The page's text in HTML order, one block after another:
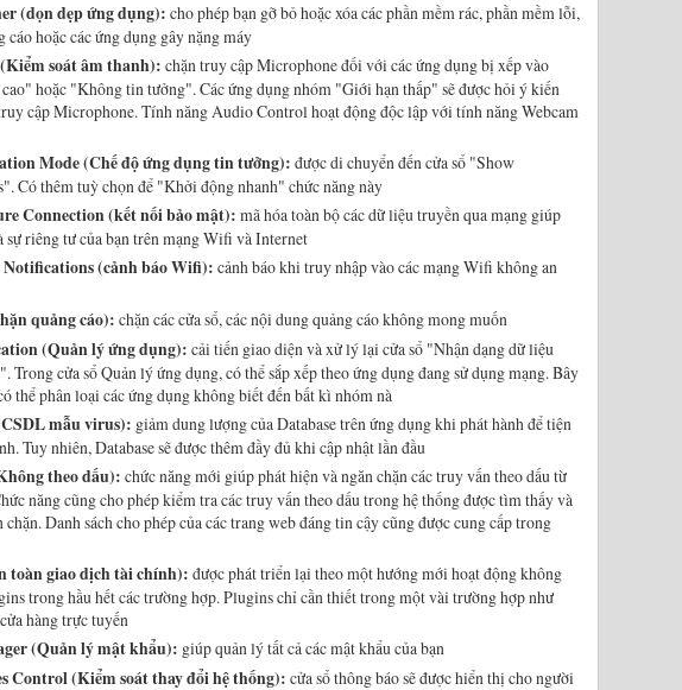
(dọn dẹp ứng dụng): cho phép bạn gỡ bỏ hoặc xóa các phần mềm rác, phần mềm lỗi,
cáo hoặc các ứng dụng gây nặng máy
soát âm thanh): chặn truy cập Microphone đối với các ứng dụng bị xếp vào
hoặc "Không tin tưởng". Các ứng dụng nhóm "Giới hạn thấp" sẽ được hỏi ý kiến
cập Microphone. Tính năng Audio Control hoạt động độc lập với tính năng Webcam
Mode (Chế độ ứng dụng tin tưởng): được di chuyển đến cửa sổ "Show
Có thêm tuỳ chọn để "Khởi động nhanh" chức năng này
Connection (kết nối bảo mật): mã hóa toàn bộ các dữ liệu truyền qua mạng giúp
sự riêng tư của bạn trên mạng Wifi và Internet
(cảnh báo Wifi): cảnh báo khi truy nhập vào các mạng Wifi không an
quảng cáo): chặn các cửa sổ, các nội dung quảng cáo không mong muốn
(Quản lý ứng dụng): cải tiến giao diện và xử lý lại cửa sổ "Nhận dạng dữ liệu
Trong cửa sổ Quản lý ứng dụng, có thể sắp xếp theo ứng dụng đang sử dụng mạng. Bây
thể phân loại các ứng dụng không biết đến bất kì nhóm nà
mẫu virus): giảm dung lượng của Database trên ứng dụng khi phát hành để tiện
Tuy nhiên, Database sẽ được thêm đầy đủ khi cập nhật lần đầu
theo dấu): chức năng mới giúp phát hiện và ngăn chặn các truy vấn theo dấu từ
năng cũng cho phép kiểm tra các truy vấn theo dấu trong hệ thống được tìm thấy và
chặn. Danh sách cho phép của các trang web đáng tin cậy cũng được cung cấp trong
toàn giao dịch tài chính): được phát triển lại theo một hướng mới hoạt động không
trong hầu hết các trường hợp. Plugins chỉ cần thiết trong một vài trường hợp như
hàng trực tuyến
(Quản lý mật khẩu): giúp quản lý tất cả các mật khẩu của bạn
Control (Kiểm soát thay đổi hệ thống): cửa sổ thông báo sẽ được hiển thị cho người